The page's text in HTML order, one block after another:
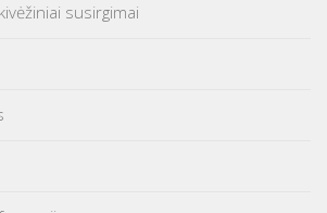
susirgimai